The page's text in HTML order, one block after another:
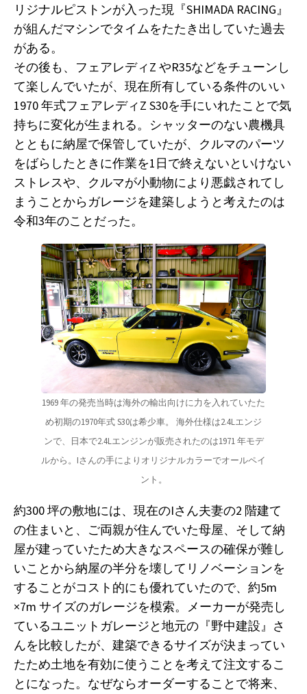
リジナルピストンが入った現『SHIMADA RACING』
が組んだマシンでタイムをたたき出していた過去
がある。
その後も、フェアレディZ やR35などをチューンし
て楽しんでいたが、現在所有している条件のいい
1970 年式フェアレディZ S30を手にいれたことで気
持ちに変化が生まれる。シャッターのない農機具
とともに納屋で保管していたが、クルマのパーツ
をばらしたときに作業を1日で終えないといけない
ストレスや、クルマが小動物により悪戯されてし
まうことからガレージを建築しようと考えたのは
令和3年のことだった。
1969 年の発売当時は海外の輸出向けに力を入れていたた
め初期の1970年式 S30は希少車。 海外仕様は2.4Lエンジ
ンで、日本で2.4Lエンジンが販売されたのは1971 年モデ
ルから。Iさんの手によりオリジナルカラーでオールペイ
ント。
約300 坪の敷地には、現在のIさん夫妻の2 階建て
の住まいと、ご両親が住んでいた母屋、そして納
屋が建っていたため大きなスペースの確保が難し
いことから納屋の半分を壊してリノベーションを
することがコスト的にも優れていたので、約5m
×7m サイズのガレージを模索。メーカーが発売し
ているユニットガレージと地元の『野中建設』さ
んを比較したが、建築できるサイズが決まってい
たため土地を有効に使うことを考えて注文するこ
とになった。なぜならオーダーすることで将来、